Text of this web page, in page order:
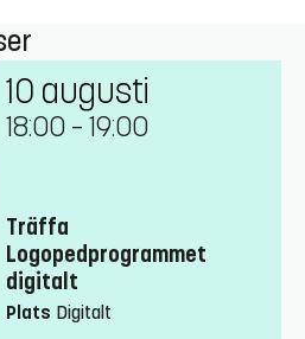
10 augusti
18:00 – 19:00
Träffa
Logopedprogrammet
digitalt
Plats Digitalt